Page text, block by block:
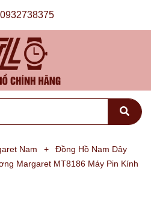
0932738375
Nam +
Đồng Hồ Nam Dây
Margaret MT8186 Máy Pin Kính